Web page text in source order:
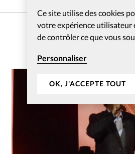
Ce site utilise des cookies
votre expérience utilisateur
de contrôler ce que vous
Personnaliser
OK, J'ACCEPTE TOUT